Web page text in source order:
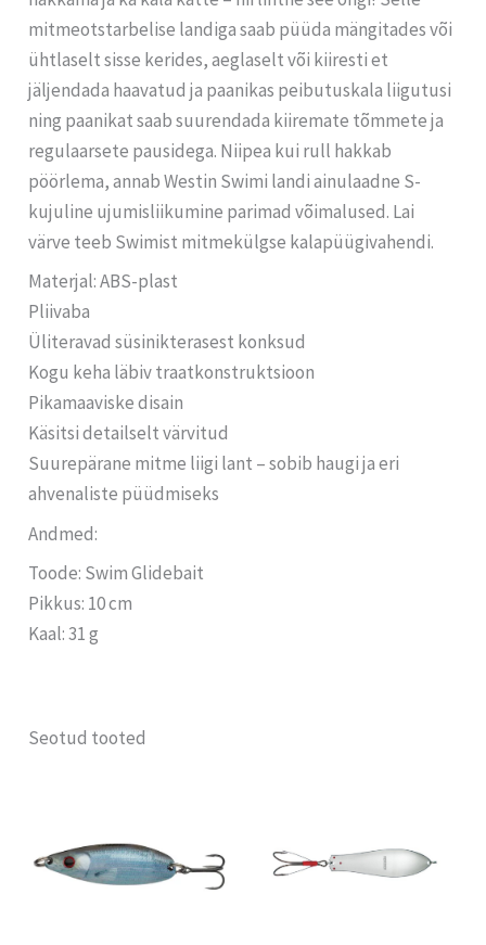
mitmeotstarbelise landiga saab püüda mängitades või
ühtlaselt sisse kerides, aeglaselt või kiiresti et
jäljendada haavatud ja paanikas peibutuskala liigutusi
ning paanikat saab suurendada kiiremate tõmmete ja
regulaarsete pausidega. Niipea kui rull hakkab
pöörlema, annab Westin Swimi landi ainulaadne S-
kujuline ujumisliikumine parimad võimalused. Lai
värve teeb Swimist mitmekülgse kalapüügivahendi.
Materjal: ABS-plast
Pliivaba
Üliteravad süsinikterasest konksud
Kogu keha läbiv traatkonstruktsioon
Pikamaaviske disain
Käsitsi detailselt värvitud
Suurepärane mitme liigi lant – sobib haugi ja eri
ahvenaliste püüdmiseks
Andmed:
Toode: Swim Glidebait
Pikkus: 10 cm
Kaal: 31 g
Seotud tooted